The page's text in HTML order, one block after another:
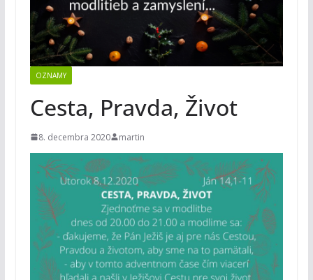
OZNAMY
Cesta, Pravda, Život
8. decembra 2020 martin